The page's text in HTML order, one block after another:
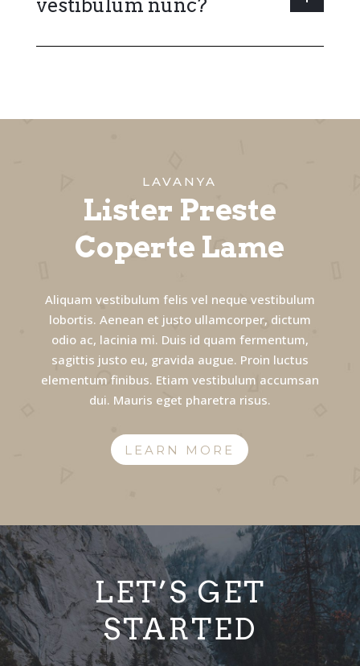
vestibulum nunc?
LAVANYA
Lister Preste
Coperte Lame
Aliquam vestibulum felis vel neque vestibulum
lobortis. Aenean et justo ullamcorper, dictum
odio ac, lacinia mi. Duis id quam fermentum,
sagittis justo eu, gravida augue. Proin luctus
elementum finibus. Etiam vestibulum accumsan
dui. Mauris eget pharetra risus.
LEARN MORE
LET’S GET
STARTED